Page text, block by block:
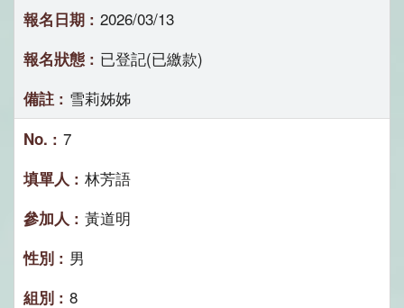
2026/03/13
已登記(已繳款)
雪莉姊姊
7
林芳語
黃道明
男
8